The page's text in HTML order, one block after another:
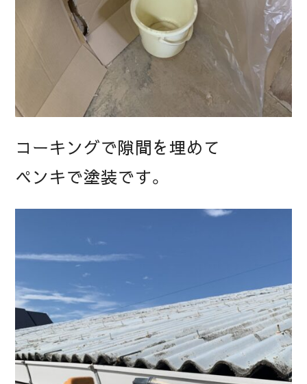
コーキングで隙間を埋めて
ペンキで塗装です。